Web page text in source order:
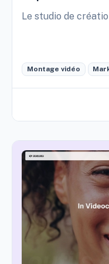
Le studio de
Montage vidéo